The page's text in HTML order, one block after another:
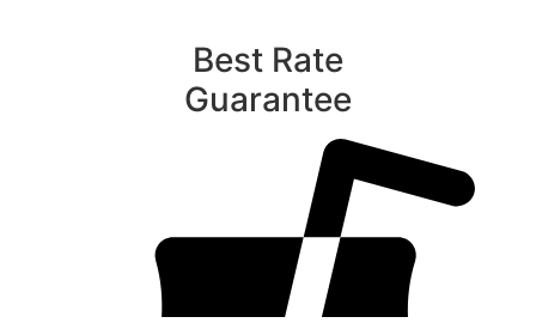
Best Rate
Guarantee